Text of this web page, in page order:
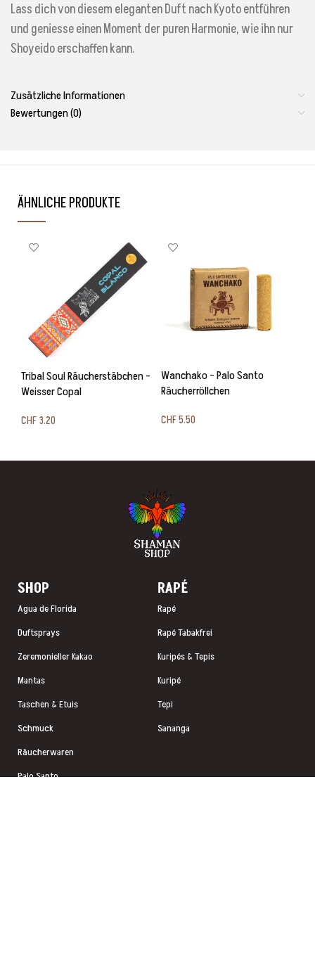
Lass dich von diesem eleganten Duft nach Kyoto entführen
und geniesse einen Moment der puren Harmonie, wie ihn nur
Shoyeido erschaffen kann.
Zusätzliche Informationen
Bewertungen (0)
ÄHNLICHE PRODUKTE
Tribal Soul Räucherstäbchen –
Weisser Copal
CHF3.20
Wanchako – Palo Santo
Räucherröllchen
CHF5.50
SHOP
Agua de Florida
Duftsprays
Zeremonieller Kakao
Mantas
Taschen & Etuis
Schmuck
Räucherwaren
Palo Santo
RAPÉ
Rapé
Rapé Tabakfrei
Kuripés & Tepis
Kuripé
Tepi
Sananga